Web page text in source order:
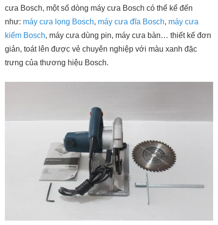
cưa Bosch, một số dòng máy cưa Bosch có thể kể đến
như: máy cưa lọng Bosch, máy cưa đĩa Bosch, máy cưa
kiếm Bosch, máy cưa dùng pin, máy cưa bàn… thiết kế đơn
giản, toát lên được vẻ chuyên nghiệp với màu xanh đặc
trưng của thương hiệu Bosch.